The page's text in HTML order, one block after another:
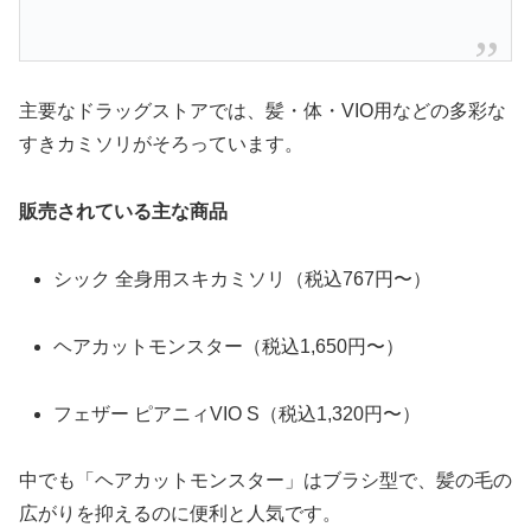
主要なドラッグストアでは、髪・体・VIO用などの多彩な
すきカミソリがそろっています。
販売されている主な商品
シック 全身用スキカミソリ（税込767円〜）
ヘアカットモンスター（税込1,650円〜）
フェザー ピアニィVIO S（税込1,320円〜）
中でも「ヘアカットモンスター」はブラシ型で、髪の毛の
広がりを抑えるのに便利と人気です。